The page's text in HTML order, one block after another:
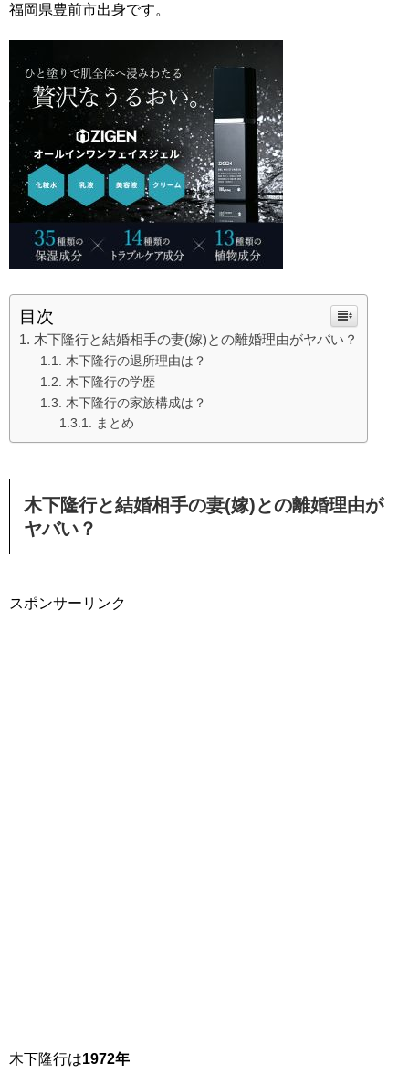
福岡県豊前市出身です。
目次
木下隆行と結婚相手の妻(嫁)との離婚理由がヤバい？
木下隆行の退所理由は？
木下隆行の学歴
木下隆行の家族構成は？
まとめ
木下隆行と結婚相手の妻(嫁)との離婚理由が
ヤバい？
スポンサーリンク
木下隆行は1972年